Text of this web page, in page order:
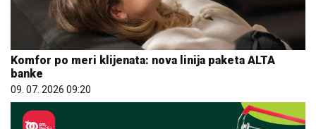
Komfor po meri klijenata: nova linija paketa ALTA
banke
09. 07. 2026 09:20